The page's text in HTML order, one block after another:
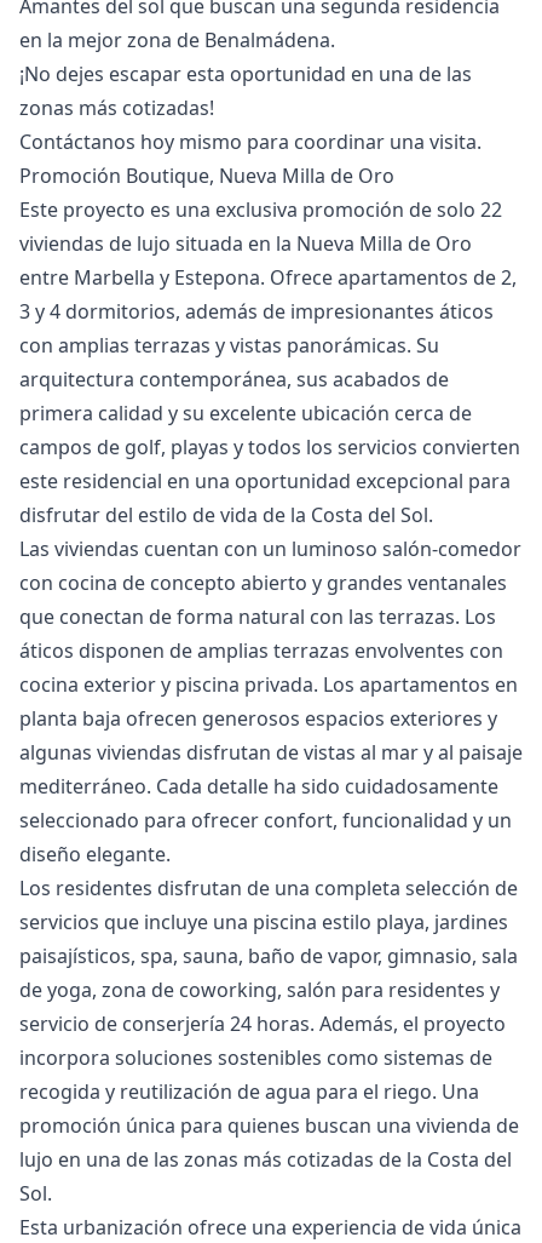
Amantes del ‌sol ‌que ‌buscan ‌una ‌segunda residencia
en la mejor ‌zona ‌de ‌Benalmádena.
¡No dejes escapar ‌esta ‌oportunidad ‌en ‌una de ‌las
zonas más ‌cotizadas!
Contáctanos ‌hoy ‌mismo ‌para ‌coordinar ‌una ‌visita.
Promoción Boutique, Nueva Milla de Oro
Este proyecto es una exclusiva promoción de solo 22
viviendas de lujo situada en la Nueva Milla de Oro
entre Marbella y Estepona. Ofrece apartamentos de 2,
3 y 4 dormitorios, además de impresionantes áticos
con amplias terrazas y vistas panorámicas. Su
arquitectura contemporánea, sus acabados de
primera calidad y su excelente ubicación cerca de
campos de golf, playas y todos los servicios convierten
este residencial en una oportunidad excepcional para
disfrutar del estilo de vida de la Costa del Sol.
Las viviendas cuentan con un luminoso salón-comedor
con cocina de concepto abierto y grandes ventanales
que conectan de forma natural con las terrazas. Los
áticos disponen de amplias terrazas envolventes con
cocina exterior y piscina privada. Los apartamentos en
planta baja ofrecen generosos espacios exteriores y
algunas viviendas disfrutan de vistas al mar y al paisaje
mediterráneo. Cada detalle ha sido cuidadosamente
seleccionado para ofrecer confort, funcionalidad y un
diseño elegante.
Los residentes disfrutan de una completa selección de
servicios que incluye una piscina estilo playa, jardines
paisajísticos, spa, sauna, baño de vapor, gimnasio, sala
de yoga, zona de coworking, salón para residentes y
servicio de conserjería 24 horas. Además, el proyecto
incorpora soluciones sostenibles como sistemas de
recogida ‌y ‌reutilización ‌de ‌agua ‌para el riego. Una
promoción ‌única ‌para ‌quienes buscan una ‌vivienda ‌de
‌lujo ‌en una ‌de las zonas ‌más ‌cotizadas ‌de ‌la ‌Costa ‌del
‌Sol.
Esta urbanización ofrece una experiencia de vida única